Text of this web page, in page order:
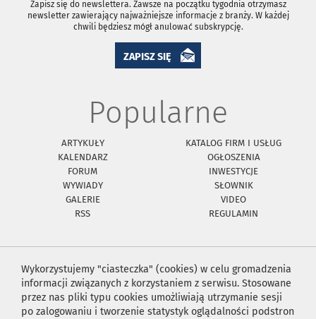
Zapisz się do newslettera. Zawsze na początku tygodnia otrzymasz
newsletter zawierający najważniejsze informacje z branży. W każdej
chwili będziesz mógł anulować subskrypcję.
ZAPISZ SIĘ
Popularne
ARTYKUŁY
KATALOG FIRM I USŁUG
KALENDARZ
OGŁOSZENIA
FORUM
INWESTYCJE
WYWIADY
SŁOWNIK
GALERIE
VIDEO
RSS
REGULAMIN
Wykorzystujemy "ciasteczka" (cookies) w celu gromadzenia
informacji związanych z korzystaniem z serwisu. Stosowane
przez nas pliki typu cookies umożliwiają utrzymanie sesji
po zalogowaniu i tworzenie statystyk oglądalności podstron